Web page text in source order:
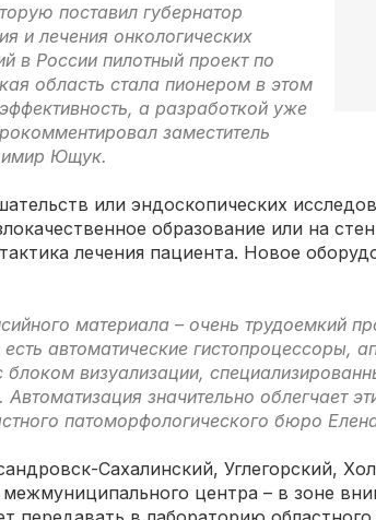
поставил губернатор
и лечения онкологических
в России пилотный проект по
область стала пионером в этом
а разработкой уже
заместитель
Ющук.
или эндоскопических
образование или на
лечения пациента. Новое
материала – очень трудоемкий
автоматические гистопроцессоры,
блоком визуализации,
значительно облегчает
патоморфологического бюро
Сахалинский, Углегорский,
центра – в зоне